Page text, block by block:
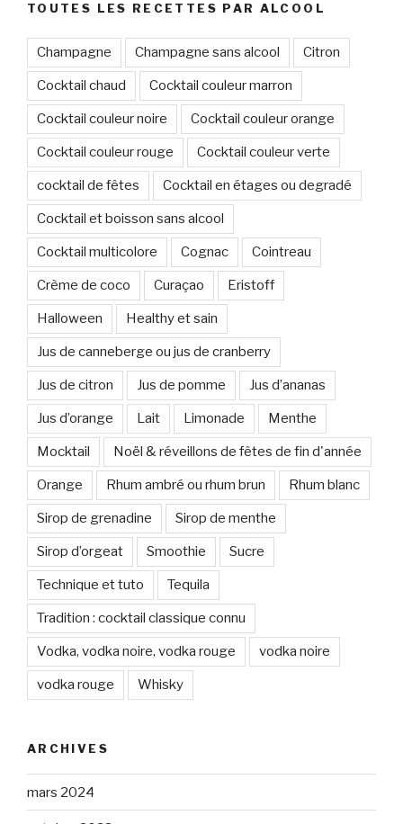
TOUTES LES RECETTES PAR ALCOOL
Champagne Champagne sans alcool Citron
Cocktail chaud Cocktail couleur marron
Cocktail couleur noire Cocktail couleur orange
Cocktail couleur rouge Cocktail couleur verte
cocktail de fêtes Cocktail en étages ou degradé
Cocktail et boisson sans alcool
Cocktail multicolore Cognac Cointreau
Crème de coco Curaçao Eristoff
Halloween Healthy et sain
Jus de canneberge ou jus de cranberry
Jus de citron Jus de pomme Jus d’ananas
Jus d’orange Lait Limonade Menthe
Mocktail Noël & réveillons de fêtes de fin d'année
Orange Rhum ambré ou rhum brun Rhum blanc
Sirop de grenadine Sirop de menthe
Sirop d’orgeat Smoothie Sucre
Technique et tuto Tequila
Tradition : cocktail classique connu
Vodka, vodka noire, vodka rouge vodka noire
vodka rouge Whisky
ARCHIVES
mars 2024